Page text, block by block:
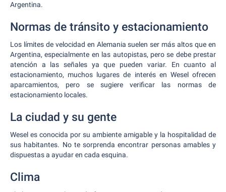
Argentina.
Normas de tránsito y estacionamiento
Los límites de velocidad en Alemania suelen ser más altos que en
Argentina, especialmente en las autopistas, pero se debe prestar
atención a las señales ya que pueden variar. En cuanto al
estacionamiento, muchos lugares de interés en Wesel ofrecen
aparcamientos, pero se sugiere verificar las normas de
estacionamiento locales.
La ciudad y su gente
Wesel es conocida por su ambiente amigable y la hospitalidad de
sus habitantes. No te sorprenda encontrar personas amables y
dispuestas a ayudar en cada esquina.
Clima